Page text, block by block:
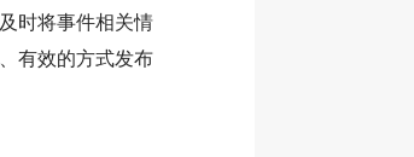
时将事件相关情
有效的方式发布